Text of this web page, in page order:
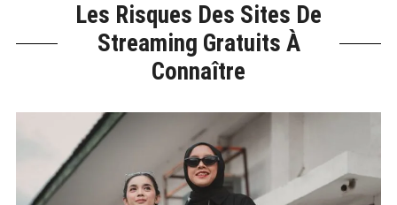
Les Risques Des Sites De
Streaming Gratuits À
Connaître